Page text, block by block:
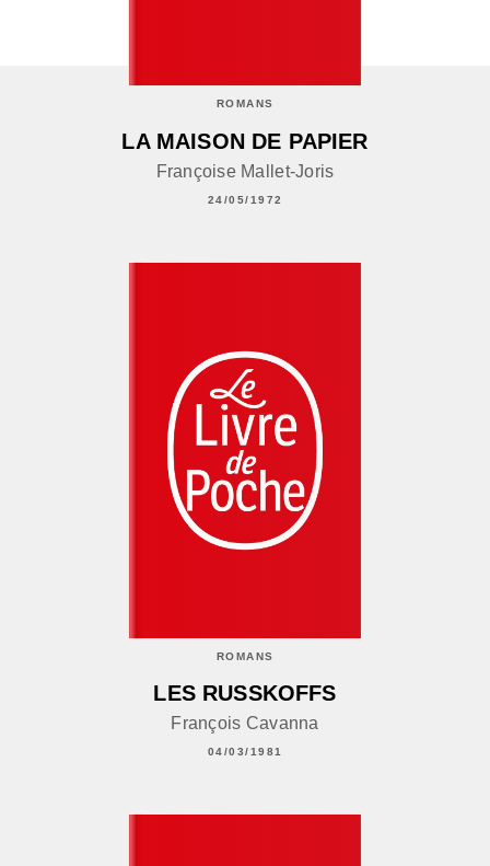
ROMANS
LA MAISON DE PAPIER
Françoise Mallet-Joris
24/05/1972
ROMANS
LES RUSSKOFFS
François Cavanna
04/03/1981